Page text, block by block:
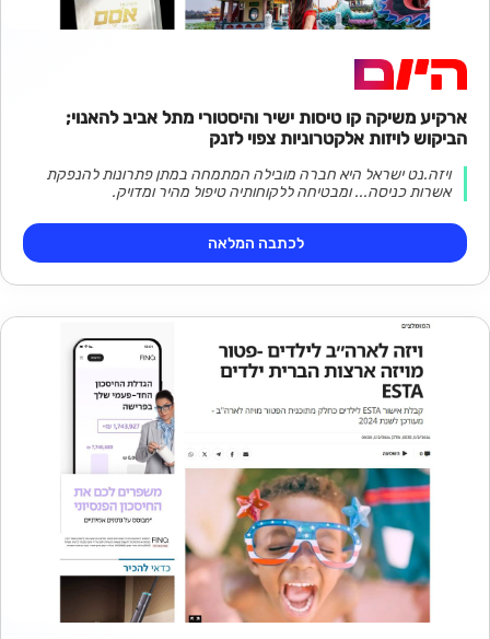
ארקיע משיקה קו טיסות ישיר והיסטורי מתל אביב להאנוי;
הביקוש לויזות אלקטרוניות צפוי לזנק
ויזה.נט ישראל היא חברה מובילה המתמחה במתן פתרונות להנפקת
אשרות כניסה... ומבטיחה ללקוחותיה טיפול מהיר ומדויק.
לכתבה המלאה